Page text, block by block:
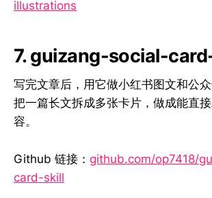
illustrations
7. guizang-social-
写完文章后，用它做小红书图文和公
把一篇长文拆成多张卡片，做成能直
容。
Github 链接： github.com/op7418/
card-skill